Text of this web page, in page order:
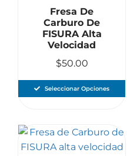
Fresa De
Carburo De
FISURA Alta
Velocidad
$50.00
Seleccionar Opciones